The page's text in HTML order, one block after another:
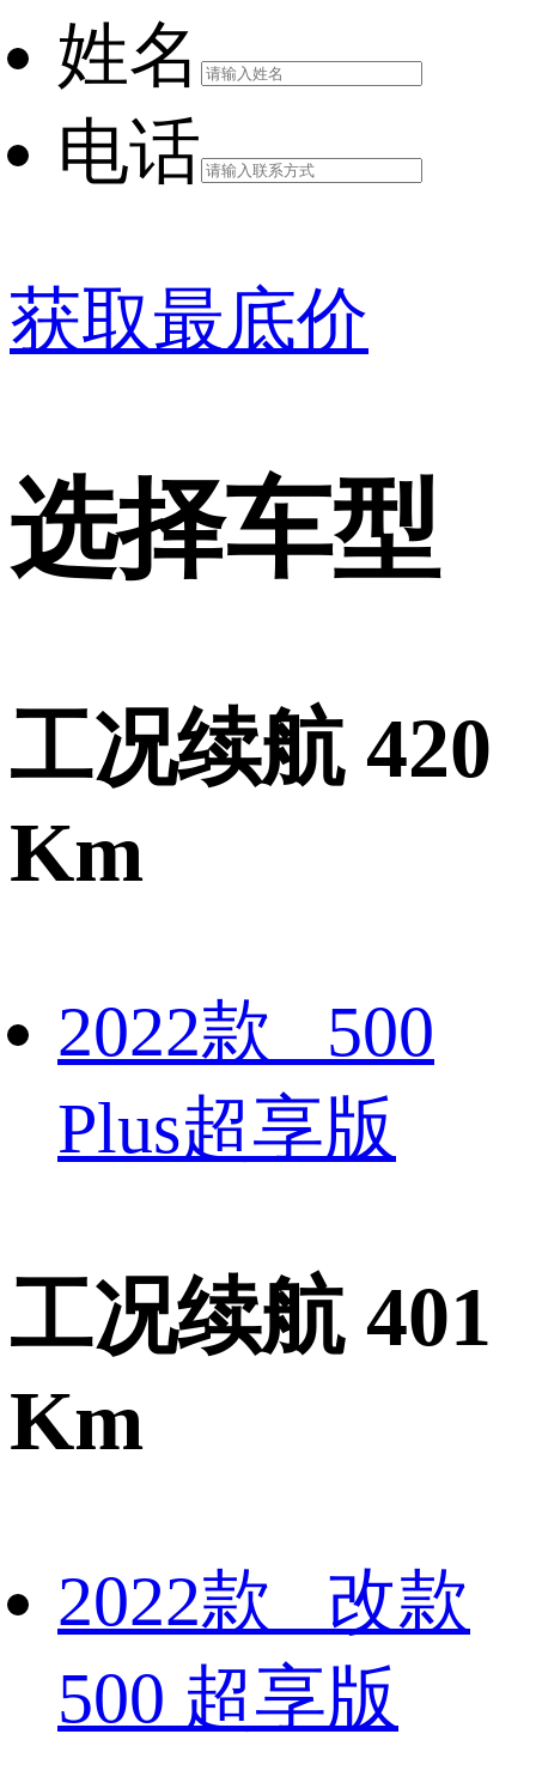
姓名
电话
获取最底价
选择车型
工况续航 420
Km
2022款 500
Plus超享版
工况续航 401
Km
2022款 改款
500 超享版